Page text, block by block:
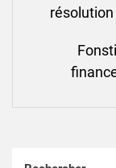
post: